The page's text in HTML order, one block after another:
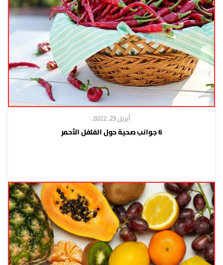
أبريل 23, 2022
6 جوانب صحية حول الفلفل الأحمر